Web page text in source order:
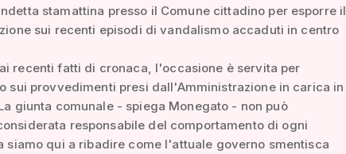
stamattina presso il Comune cittadino per esporre il
sui recenti episodi di vandalismo accaduti in centro
recenti fatti di cronaca, l'occasione è servita per
sui provvedimenti presi dall'Amministrazione in carica in
giunta comunale - spiega Monegato - non può
responsabile del comportamento di ogni
siamo qui a ribadire come l'attuale governo smentisca